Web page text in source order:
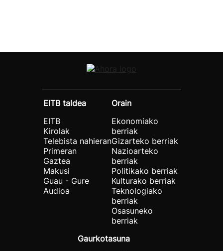
EITB taldea
EITB
Kirolak
Telebista nahieran
Primeran
Gaztea
Makusi
Guau - Gure
Audioa
Orain
Ekonomiako
berriak
Gizarteko berriak
Nazioarteko
berriak
Politikako berriak
Kulturako berriak
Teknologiako
berriak
Osasuneko
berriak
Gaurkotasuna